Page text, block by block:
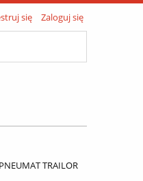
się Zaloguj się
TRAILOR